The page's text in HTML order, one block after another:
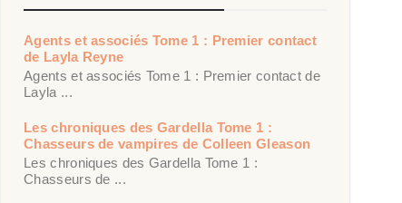
Agents et associés Tome 1 : Premier contact
de Layla Reyne
Agents et associés Tome 1 : Premier contact de
Layla ...
Les chroniques des Gardella Tome 1 :
Chasseurs de vampires de Colleen Gleason
Les chroniques des Gardella Tome 1 :
Chasseurs de ...